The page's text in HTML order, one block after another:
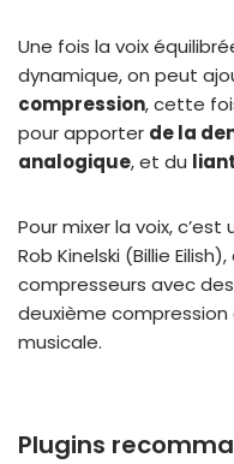
Une fois la voix
dynamique, on peut
compression, cette
pour apporter de la
analogique, et du liant
Pour mixer la voix,
Rob Kinelski (Billie
compresseurs avec
deuxième
musicale.
Plugins